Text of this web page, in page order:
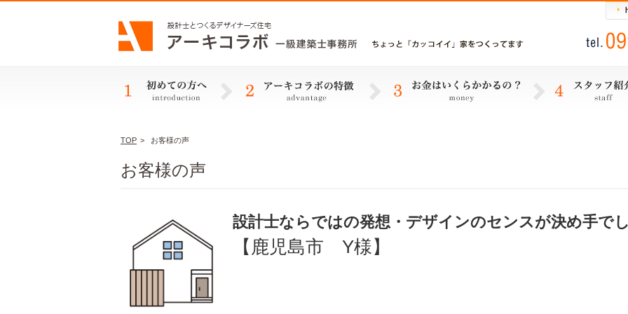
TOP > お客様の声
お客様の声
設計士ならではの発想・デザインのセンスが決め手で
【鹿児島市 Y様】